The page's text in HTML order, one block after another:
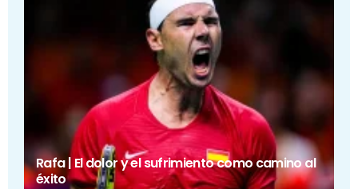
Rafa | El dolor y el sufrimiento como camino al
éxito